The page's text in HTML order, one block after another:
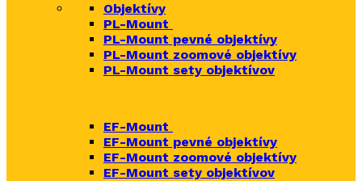
Objektívy
PL-Mount
PL-Mount pevné objektívy
PL-Mount zoomové objektívy
PL-Mount sety objektívov
EF-Mount
EF-Mount pevné objektívy
EF-Mount zoomové objektívy
EF-Mount sety objektívov